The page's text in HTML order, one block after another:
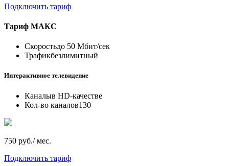
Подключить тариф
Тариф МАКС
Скоростьдо 50 Мбит/сек
Трафикбезлимитный
Интерактивное телевидение
Каналыв HD-качестве
Кол-во каналов130
750 руб./ мес.
Подключить тариф